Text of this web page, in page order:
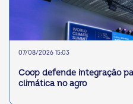
07/08/2026 15:03
Coop defende integração
climática no agro